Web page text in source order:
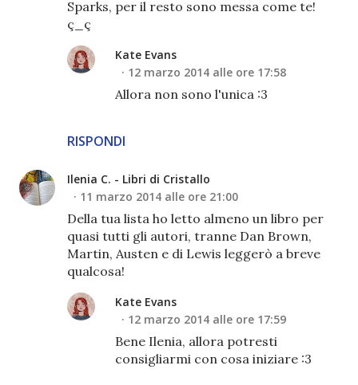
Sparks, per il resto sono messa come te!
ç_ç
RISPONDI
Kate Evans
12 marzo 2014 alle ore 17:58
Allora non sono l'unica :3
Ilenia C. - Libri di Cristallo
11 marzo 2014 alle ore 21:00
Della tua lista ho letto almeno un libro per
quasi tutti gli autori, tranne Dan Brown,
Martin, Austen e di Lewis leggerò a breve
qualcosa!
Kate Evans
12 marzo 2014 alle ore 17:59
Bene Ilenia, allora potresti
consigliarmi con cosa iniziare :3